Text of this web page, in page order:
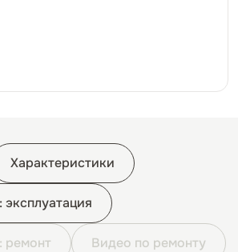
Характеристики
ремонт Видео по ремонту